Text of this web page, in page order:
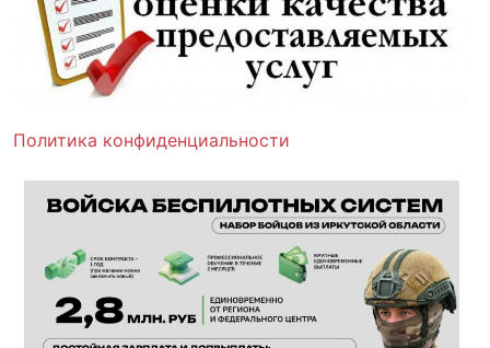
Политика конфиденциальности